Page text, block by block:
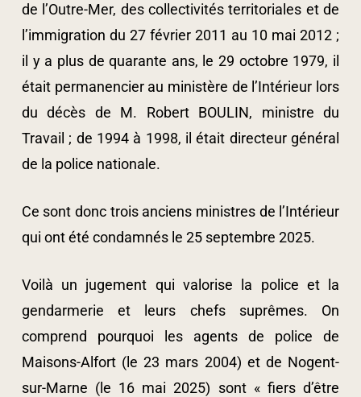
de l’Outre-Mer, des collectivités territoriales et de
l’immigration du 27 février 2011 au 10 mai 2012 ;
il y a plus de quarante ans, le 29 octobre 1979, il
était permanencier au ministère de l’Intérieur lors
du décès de M. Robert BOULIN, ministre du
Travail ; de 1994 à 1998, il était directeur général
de la police nationale.
Ce sont donc trois anciens ministres de l’Intérieur
qui ont été condamnés le 25 septembre 2025.
Voilà un jugement qui valorise la police et la
gendarmerie et leurs chefs suprêmes. On
comprend pourquoi les agents de police de
Maisons-Alfort (le 23 mars 2004) et de Nogent-
sur-Marne (le 16 mai 2025) sont « fiers d’être